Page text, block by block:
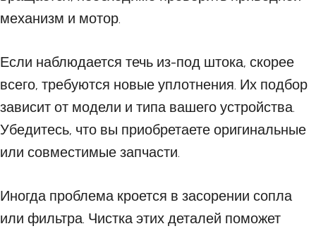
механизм и мотор.
Если наблюдается течь из-под штока, скорее
всего, требуются новые уплотнения. Их подбор
зависит от модели и типа вашего устройства.
Убедитесь, что вы приобретаете оригинальные
или совместимые запчасти.
Иногда проблема кроется в засорении сопла
или фильтра. Чистка этих деталей поможет